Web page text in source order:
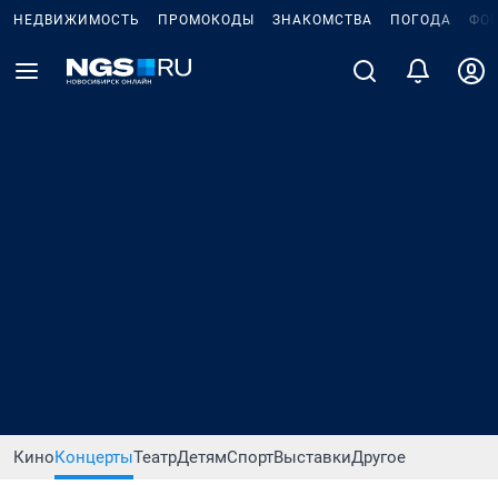
НЕДВИЖИМОСТЬ ПРОМОКОДЫ ЗНАКОМСТВА ПОГОДА
КиноКонцертыТеатрДетямСпортВыставкиДругое